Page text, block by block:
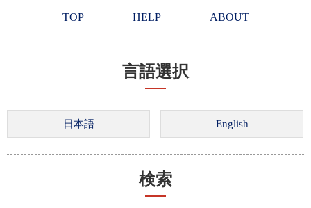
TOP HELP ABOUT
言語選択
検索